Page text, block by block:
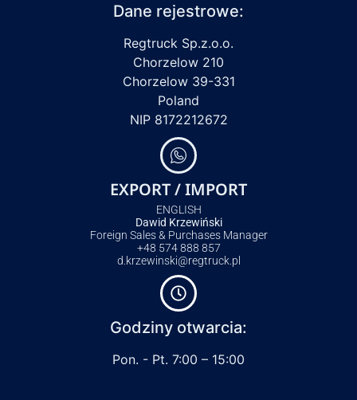
Dane rejestrowe:
Regtruck Sp.z.o.o.
Chorzelow 210
Chorzelow 39-331
Poland
NIP 8172212672
EXPORT / IMPORT
ENGLISH
Dawid Krzewiński
Foreign Sales & Purchases Manager
+48 574 888 857
d.krzewinski@regtruck.pl
Godziny otwarcia:
Pon. - Pt. 7:00 – 15:00